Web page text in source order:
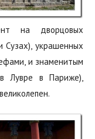
на дворцовых
Сузах), украшенных
и знаменитым
Лувре в Париже),